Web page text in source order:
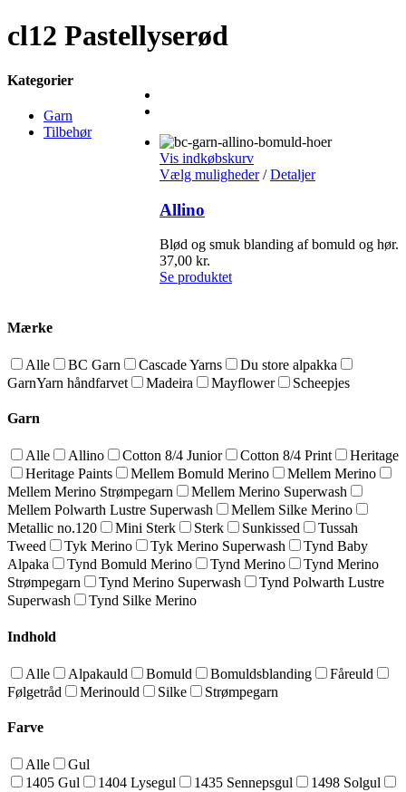
cl12 Pastellyserød
Vis indkøbskurv
Vælg muligheder/ Detaljer
Allino
Blød og smuk blanding af bomuld og hør.
37,00 kr.
Se produktet
Mærke
Alle BC Garn Cascade Yarns
Du store alpakka
GarnYarn håndfarvet
Madeira Mayflower Scheepjes
Garn
Alle Allino Cotton 8/4 Junior Cotton 8/4 Print
Heritage
Heritage Paints
Mellem Bomuld Merino
Mellem Merino
Mellem Merino Strømpegarn
Mellem Merino Superwash
Mellem Polwarth Lustre Superwash
Mellem Silke Merino
Metallic no.120
Mini Sterk Sterk Sunkissed
Tussah
Tweed
Tyk Merino Tyk Merino Superwash
Tynd Baby
Alpaka
Tynd Bomuld Merino Tynd Merino
Tynd Merino
Strømpegarn
Tynd Merino Superwash
Tynd Polwarth Lustre
Superwash
Tynd Silke Merino
Indhold
Alle Alpakauld Bomuld Bomuldsblanding
Fåreuld
Følgetråd
Merinould Silke Strømpegarn
Farve
Alle
Gul
1405 Gul
1404 Lysegul 1435 Sennepsgul
1498 Solgul
Kategorier
Garn
Tilbehør